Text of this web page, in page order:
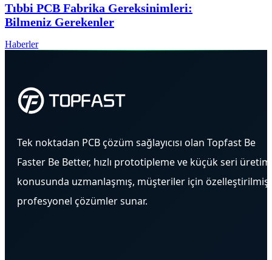
Tıbbi PCB Fabrika Gereksinimleri:
Bilmeniz Gerekenler
Haberler
Tek noktadan PCB çözüm sağlayıcısı olan Topfast Be
Faster Be Better, hızlı prototipleme ve küçük seri üretim
konusunda uzmanlaşmış, müşteriler için özelleştirilmiş
profesyonel çözümler sunar.